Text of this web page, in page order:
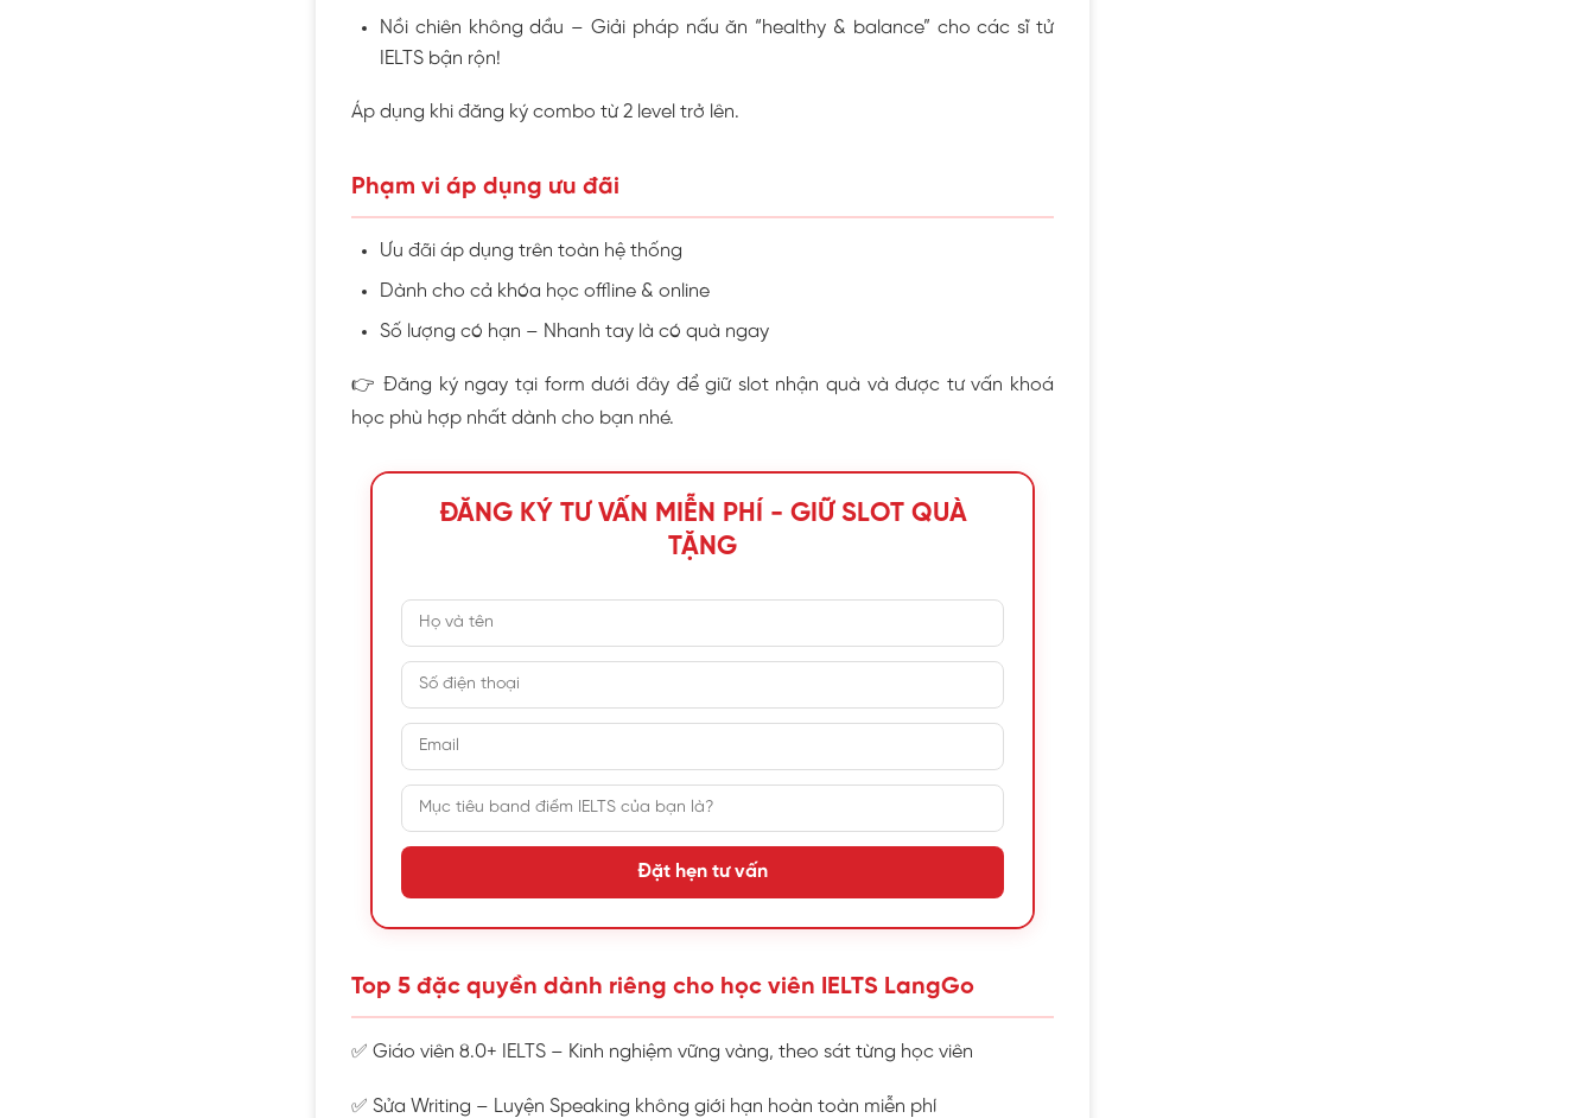
Nồi chiên không dầu – Giải pháp nấu ăn “healthy & balance” cho các sĩ tử
IELTS bận rộn!
Áp dụng khi đăng ký combo từ 2 level trở lên.
Phạm vi áp dụng ưu đãi
Ưu đãi áp dụng trên toàn hệ thống
Dành cho cả khóa học offline & online
Số lượng có hạn – Nhanh tay là có quà ngay
👉 Đăng ký ngay tại form dưới đây để giữ slot nhận quà và được tư vấn khoá
học phù hợp nhất dành cho bạn nhé.
ĐĂNG KÝ TƯ VẤN MIỄN PHÍ - GIỮ SLOT QUÀ
TẶNG
Đặt hẹn tư vấn
Top 5 đặc quyền dành riêng cho học viên IELTS LangGo
✅ Giáo viên 8.0+ IELTS – Kinh nghiệm vững vàng, theo sát từng học viên
✅ Sửa Writing – Luyện Speaking không giới hạn hoàn toàn miễn phí